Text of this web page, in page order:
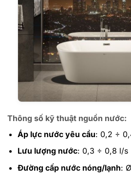
Thông số kỹ thuật nguồn nước:
Áp lực nước yêu cầu: 0,2 ÷
Lưu lượng nước: 0,3 ÷ 0,8 l/s
Đường cấp nước nóng/lạnh: